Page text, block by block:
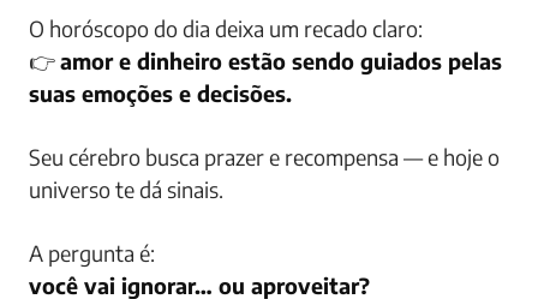
O horóscopo do dia deixa um recado claro:
👉amor e dinheiro estão sendo guiados pelas
suas emoções e decisões.
Seu cérebro busca prazer e recompensa — e hoje o
universo te dá sinais.
A pergunta é:
você vai ignorar… ou aproveitar?